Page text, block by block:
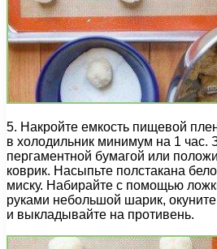
5. Накройте емкость пищевой
в холодильник минимум на 1 час.
пергаментной бумагой или
коврик. Насыпьте полстакана
миску. Набирайте с помощью
руками небольшой шарик,
и выкладывайте на противень.